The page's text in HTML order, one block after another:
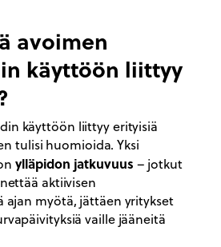
avoimen
käyttöön liittyy
käyttöön liittyy erityisiä
tulisi huomioida. Yksi
ylläpidon jatkuvuus – jotkut
aktiivisen
ajan myötä, jättäen yritykset
vaille jääneitä